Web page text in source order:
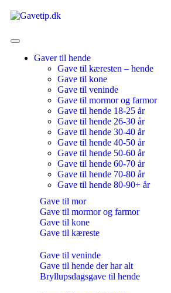
Gaver til hende
Gave til kæresten – hende
Gave til kone
Gave til veninde
Gave til mormor og farmor
Gave til hende 18-25 år
Gave til hende 26-30 år
Gave til hende 30-40 år
Gave til hende 40-50 år
Gave til hende 50-60 år
Gave til hende 60-70 år
Gave til hende 70-80 år
Gave til hende 80-90+ år
Gave til mor
Gave til mormor og farmor
Gave til kone
Gave til kæreste
Gave til veninde
Gave til hende der har alt
Bryllupsdagsgave til hende